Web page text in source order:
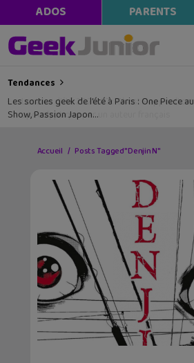
ADOS PARENTS
Tendances
Les sorties geek de l’été à Paris : One Piece
Show, Passion Japon…
Accueil Posts Tagged "Denjin N"